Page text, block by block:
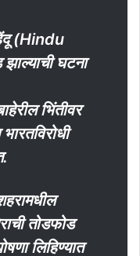
(Hindu
घटना
भिंतीवर
तोडफोड
लिहिण्यात